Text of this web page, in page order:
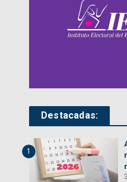
Destacadas:
1